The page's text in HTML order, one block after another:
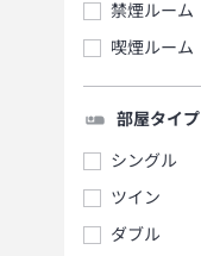
禁煙ルーム
喫煙ルーム
部屋タイプ
シングル
ツイン
ダブル